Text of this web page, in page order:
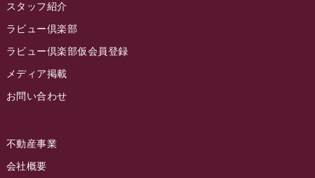
スタッフ紹介
ラビュー倶楽部
ラビュー倶楽部仮会員登録
メディア掲載
お問い合わせ
不動産事業
会社概要